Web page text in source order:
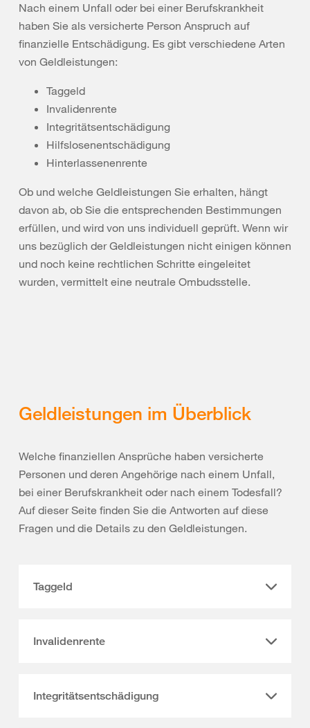
Nach einem Unfall oder bei einer Berufskrankheit
haben Sie als versicherte Person Anspruch auf
finanzielle Entschädigung. Es gibt verschiedene Arten
von Geldleistungen:
Taggeld
Invalidenrente
Integritätsentschädigung
Hilfslosenentschädigung
Hinterlassenenrente
Ob und welche Geldleistungen Sie erhalten, hängt
davon ab, ob Sie die entsprechenden Bestimmungen
erfüllen, und wird von uns individuell geprüft. Wenn wir
uns bezüglich der Geldleistungen nicht einigen können
und noch keine rechtlichen Schritte eingeleitet
wurden, vermittelt eine neutrale Ombudsstelle.
Geldleistungen im Überblick
Welche finanziellen Ansprüche haben versicherte
Personen und deren Angehörige nach einem Unfall,
bei einer Berufskrankheit oder nach einem Todesfall?
Auf dieser Seite finden Sie die Antworten auf diese
Fragen und die Details zu den Geldleistungen.
Taggeld
Invalidenrente
Integritätsentschädigung